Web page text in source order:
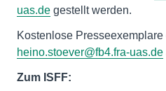
uas.de gestellt werden.
Kostenlose
heino.stoever@fb4.fra-uas.de
Zum ISFF: